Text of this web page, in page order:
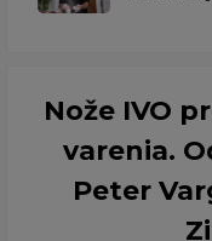
Nože IVO
varenia.
Peter